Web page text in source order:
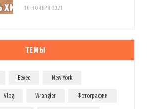
10 НОЯБРЯ 2021
ТЕМЫ
Eevee New York
Vlog Wrangler Фотографии